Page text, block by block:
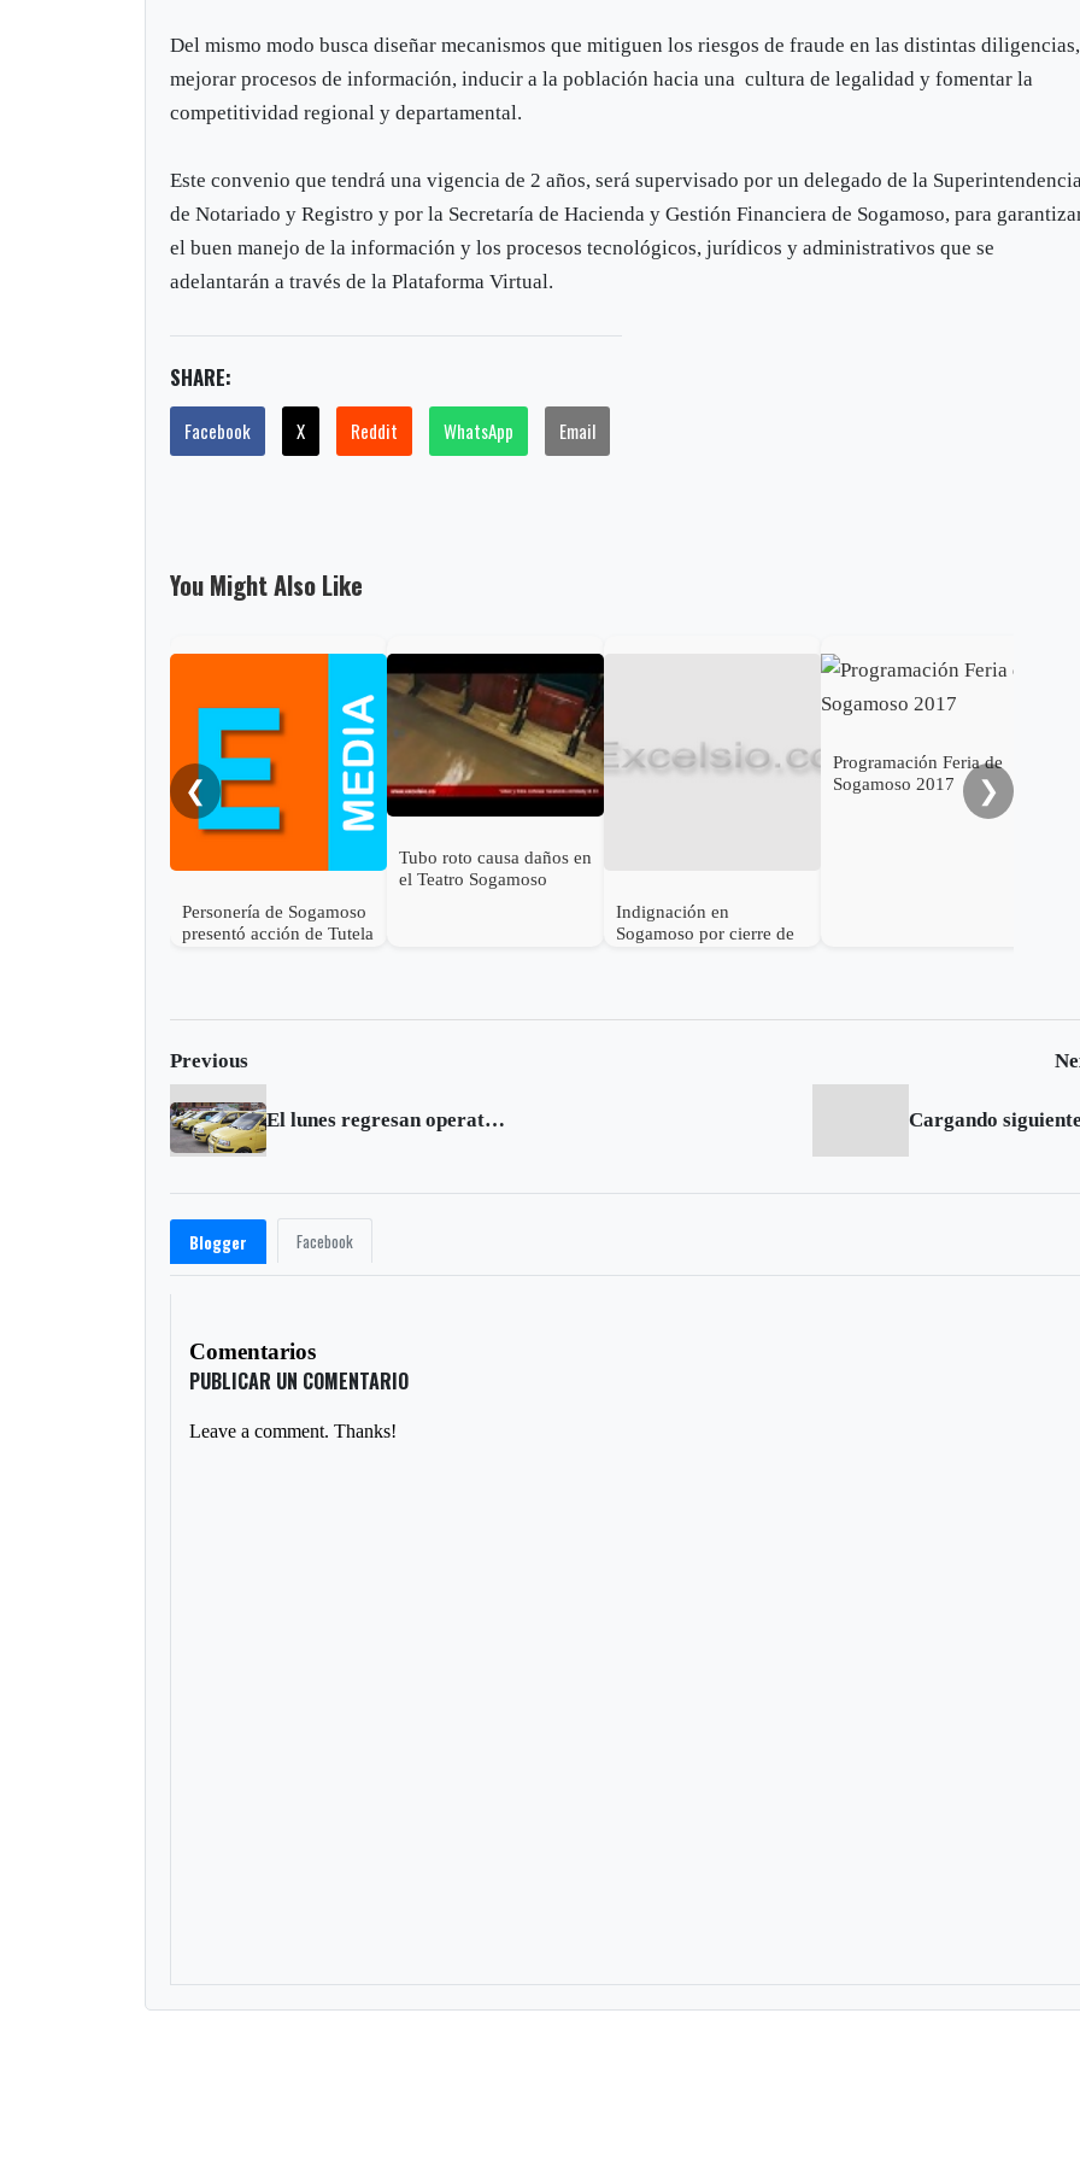
Del mismo modo busca diseñar mecanismos que mitiguen los riesgos de fraude en las distintas diligencias,
mejorar procesos de información, inducir a la población hacia una cultura de legalidad y fomentar la
competitividad regional y departamental.
Este convenio que tendrá una vigencia de 2 años, será supervisado por un delegado de la
de Notariado y Registro y por la Secretaría de Hacienda y Gestión Financiera de Sogamoso, para
el buen manejo de la información y los procesos tecnológicos, jurídicos y administrativos que se
adelantarán a través de la Plataforma Virtual.
SHARE:
Facebook X Reddit WhatsApp Email
You Might Also Like
❮
Personería de Sogamoso
presentó acción de Tutela
Tubo roto causa daños en
el Teatro Sogamoso
Indignación en
Sogamoso por cierre de
Programación Feria de
Sogamoso 2017
❯
Previous
El lunes regresan operativos de control a taxímetros en Tunja Cargando
Blogger Facebook
Comentarios
PUBLICAR UN COMENTARIO
Leave a comment. Thanks!